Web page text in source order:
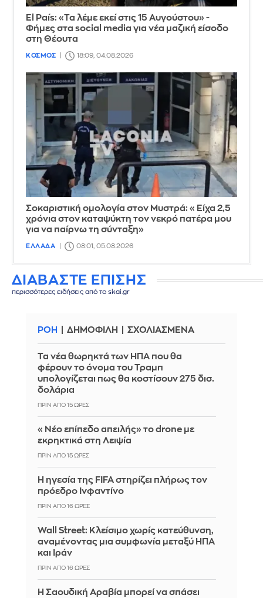
El País: «Τα λέμε εκεί στις 15 Αυγούστου» -
Φήμες στα social media για νέα μαζική είσοδο
στη Θέουτα
ΚΟΣΜΟΣ 18:09, 04.08.2026
Σοκαριστική ομολογία στον Μυστρά: «Είχα 2,5
χρόνια στον καταψύκτη τον νεκρό πατέρα μου
για να παίρνω τη σύνταξη»
ΕΛΛΑΔΑ 08:01, 05.08.2026
ΔΙΑΒΑΣΤΕ ΕΠΙΣΗΣ
περισσότερες ειδήσεις από το skai.gr
ΡΟΗ ΔΗΜΟΦΙΛΗ ΣΧΟΛΙΑΣΜΕΝΑ
Τα νέα θωρηκτά των ΗΠΑ που θα
φέρουν το όνομα του Τραμπ
υπολογίζεται πως θα κοστίσουν 275 δισ.
δολάρια
ΠΡΙΝ ΑΠΌ 15 ΏΡΕΣ
«Νέο επίπεδο απειλής» το drone με
εκρηκτικά στη Λειψία
ΠΡΙΝ ΑΠΌ 15 ΏΡΕΣ
Η ηγεσία της FIFA στηρίζει πλήρως τον
πρόεδρο Ινφαντίνο
ΠΡΙΝ ΑΠΌ 16 ΏΡΕΣ
Wall Street: Κλείσιμο χωρίς κατεύθυνση,
αναμένοντας μια συμφωνία μεταξύ ΗΠΑ
και Ιράν
ΠΡΙΝ ΑΠΌ 16 ΏΡΕΣ
Η Σαουδική Αραβία μπορεί να σπάσει